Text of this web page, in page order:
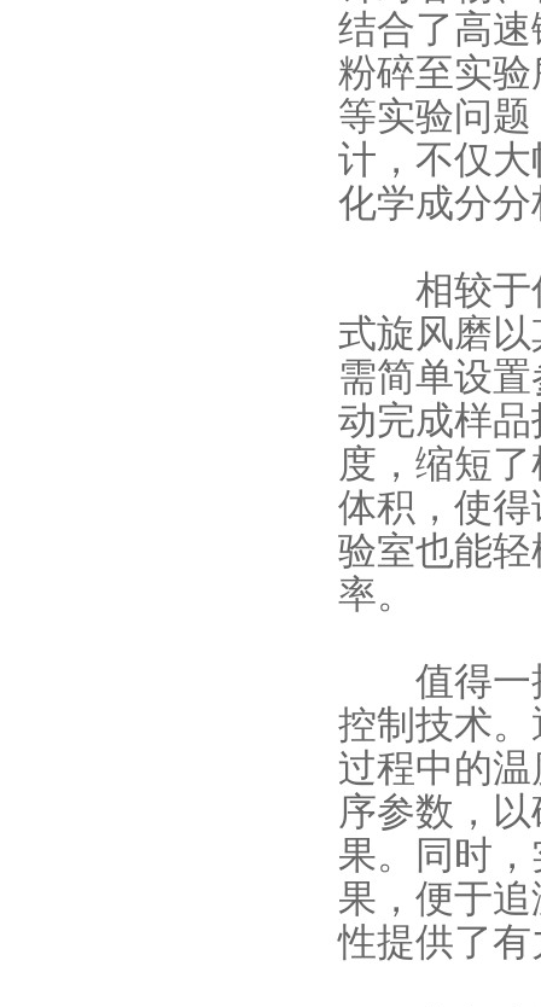
结合了高
粉碎至实
等实验问
计，不仅
化学成分
相较于传
式旋风磨
需简单设
动完成样
度，缩短
体积，使
验室也能
率。
值得一提
控制技术
过程中的
序参数，
果。同时
果，便于
性提供了